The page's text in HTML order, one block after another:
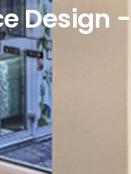
Design -